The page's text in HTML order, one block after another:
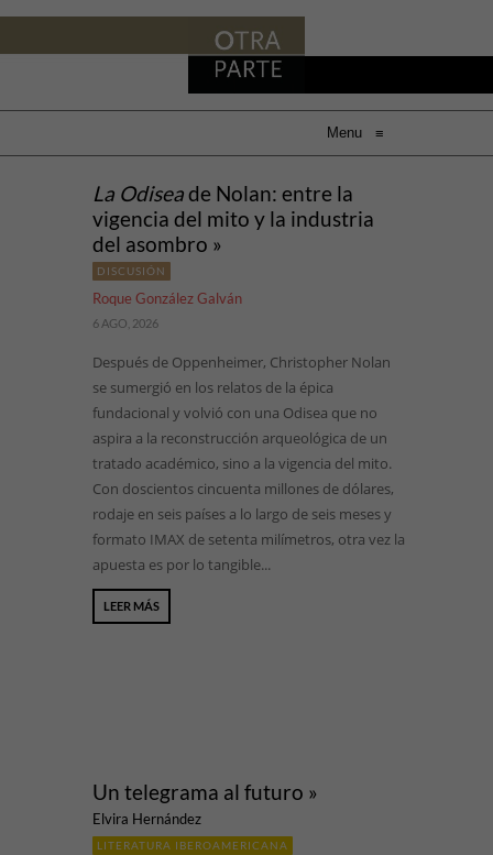
Menu ≡
La Odiseade Nolan: entre la
vigencia del mito y la industria
del asombro »
DISCUSIÓN
Roque González Galván
6 AGO, 2026
Después de Oppenheimer, Christopher Nolan
se sumergió en los relatos de la épica
fundacional y volvió con una Odisea que no
aspira a la reconstrucción arqueológica de un
tratado académico, sino a la vigencia del mito.
Con doscientos cincuenta millones de dólares,
rodaje en seis países a lo largo de seis meses y
formato IMAX de setenta milímetros, otra vez la
apuesta es por lo tangible...
LEER MÁS
Un telegrama al futuro »
Elvira Hernández
LITERATURA IBEROAMERICANA